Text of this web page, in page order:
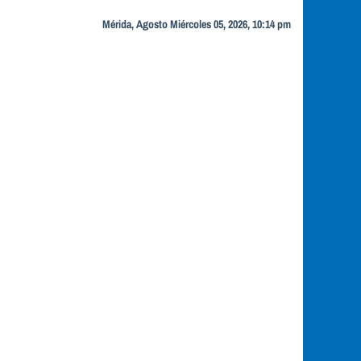
Mérida, Agosto Miércoles 05, 2026, 10:14 pm